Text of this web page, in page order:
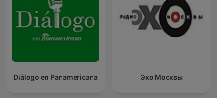
Diálogo en Panamericana Эхо Москвы